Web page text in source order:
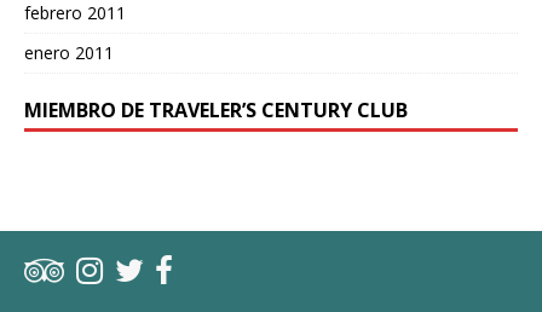
febrero 2011
enero 2011
MIEMBRO DE TRAVELER’S CENTURY CLUB